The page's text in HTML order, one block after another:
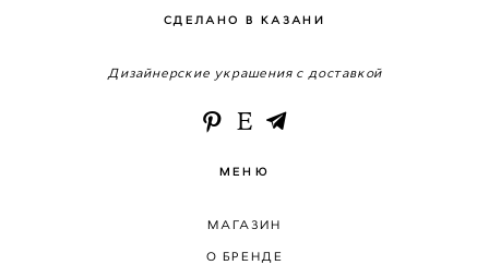
СДЕЛАНО В КАЗАНИ
Дизайнерские украшения с доставкой
МЕНЮ
МАГАЗИН
О БРЕНДЕ